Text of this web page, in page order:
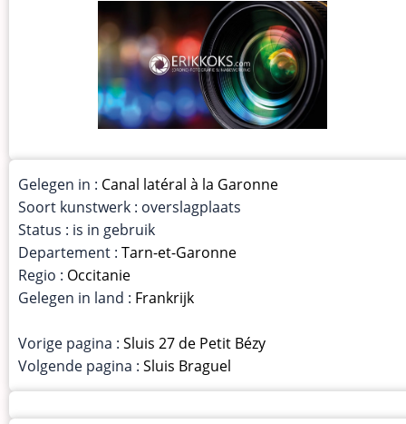
Gelegen in : Canal latéral à la Garonne
Soort kunstwerk : overslagplaats
Status : is in gebruik
Departement : Tarn-et-Garonne
Regio : Occitanie
Gelegen in land : Frankrijk
Vorige pagina : Sluis 27 de Petit Bézy
Volgende pagina : Sluis Braguel